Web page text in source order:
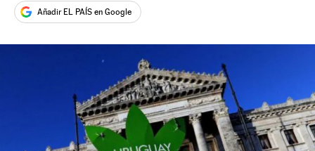
Añadir EL PAÍS en Google